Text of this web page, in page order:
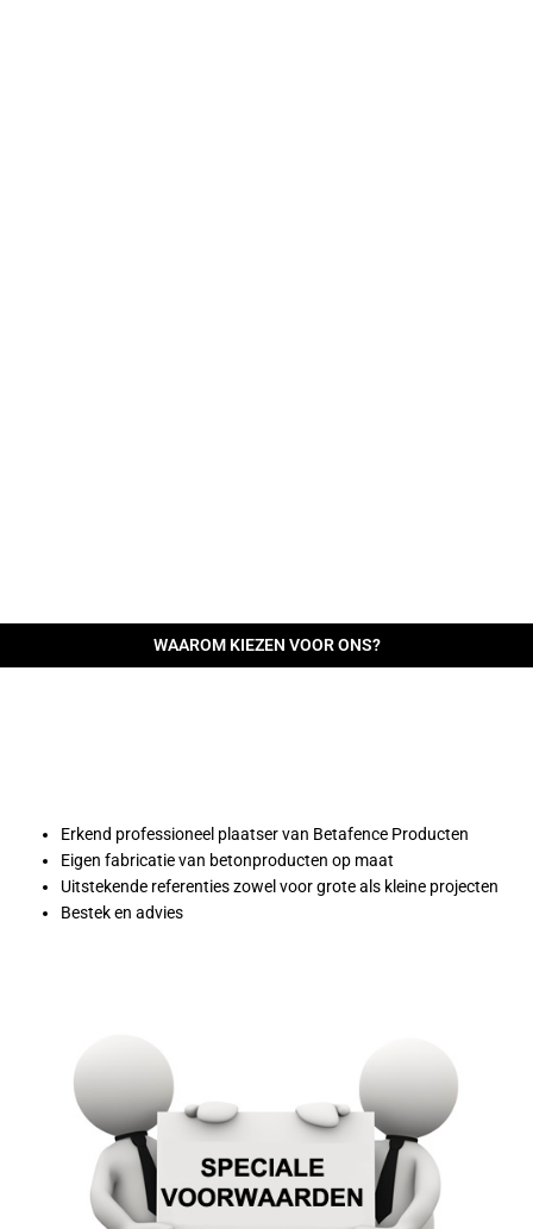
WAAROM KIEZEN VOOR ONS?
Erkend professioneel plaatser van Betafence Producten
Eigen fabricatie van betonproducten op maat
Uitstekende referenties zowel voor grote als kleine projecten
Bestek en advies